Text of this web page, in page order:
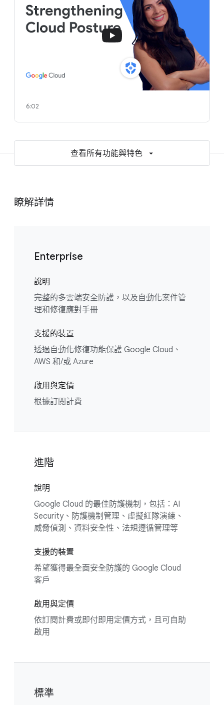
6:02
查看所有功能與特色
瞭解詳情
Enterprise
說明
完整的多雲端安全防護，以及自動化案件管
理和修復應對手冊
支援的裝置
透過自動化修復功能保護 Google Cloud、
AWS 和/或 Azure
啟用與定價
根據訂閱計費
進階
說明
Google Cloud 的最佳防護機制，包括：AI
Security、防護機制管理、虛擬紅隊演練、
威脅偵測、資料安全性、法規遵循管理等
支援的裝置
希望獲得最全面安全防護的 Google Cloud
客戶
啟用與定價
依訂閱計費或即付即用定價方式，且可自助
啟用
標準